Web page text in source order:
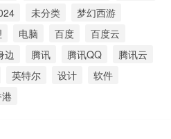
未分类
梦幻西游
电脑 百度
百度云
边 腾讯 腾讯QQ
腾讯云
英特尔 设计
软件